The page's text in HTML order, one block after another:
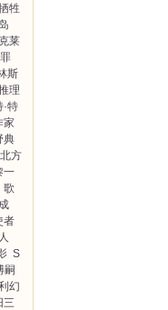
牲
克莱
斯
理
·特
家
典
方
一
歌
者
S
嗣
幻
三